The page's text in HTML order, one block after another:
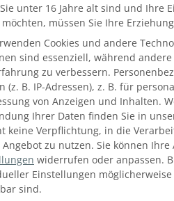
unter 16 Jahre alt sind und Ihre
müssen Sie Ihre
Cookies und andere
sind essenziell, während
zu verbessern.
(z. B. IP-Adressen), z. B. für
von Anzeigen und Inhalten.
Ihrer Daten finden Sie in
keine Verpflichtung, in die
Angebot zu nutzen. Sie können
widerrufen oder anpassen.
Einstellungen
sind.